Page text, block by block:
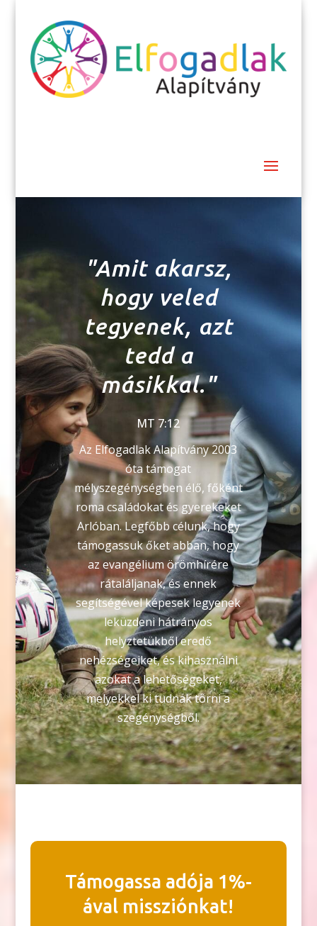
"Amit akarsz,
hogy veled
tegyenek, azt
tedd a
másikkal."
MT 7:12
Az Elfogadlak Alapítvány 2003
óta támogat
mélyszegénységben élő, főként
roma családokat és gyerekeket
Arlóban. Legfőbb célunk, hogy
támogassuk őket abban, hogy
az evangélium örömhírére
rátaláljanak, és ennek
segítségévelképesek legyenek
leküzdeni hátrányos
helyztetükből eredő
nehézségeiket, és kihasználni
azokat a lehetőségeket,
melyekkel ki tudnak törni a
szegénységből.
Támogassa adója 1%-
ával missziónkat!